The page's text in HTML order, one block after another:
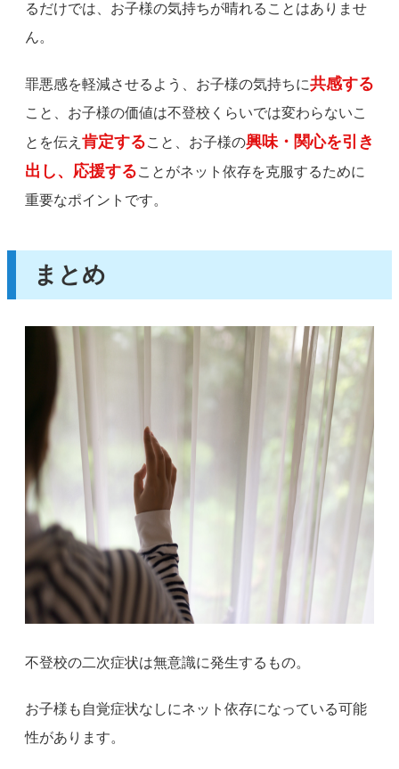
るだけでは、お子様の気持ちが晴れることはありませ
ん。
罪悪感を軽減させるよう、お子様の気持ちに共感する
こと、お子様の価値は不登校くらいでは変わらないこ
とを伝え 肯定すること、お子様の興味・関心を引き
出し、応援することがネット依存を克服するために
重要なポイントです。
まとめ
不登校の二次症状は無意識に発生するもの。
お子様も自覚症状なしにネット依存になっている可能
性があります。